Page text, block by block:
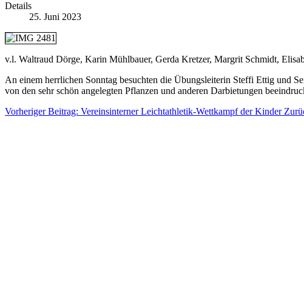
Details
25. Juni 2023
v.l. Waltraud Dörge, Karin Mühlbauer, Gerda Kretzer, Margrit Schmidt,
An einem herrlichen Sonntag besuchten die Übungsleiterin Steffi Ettig und
von den sehr schön angelegten Pflanzen und anderen Darbietungen
Vorheriger Beitrag: Vereinsinterner Leichtathletik-Wettkampf der Kinder